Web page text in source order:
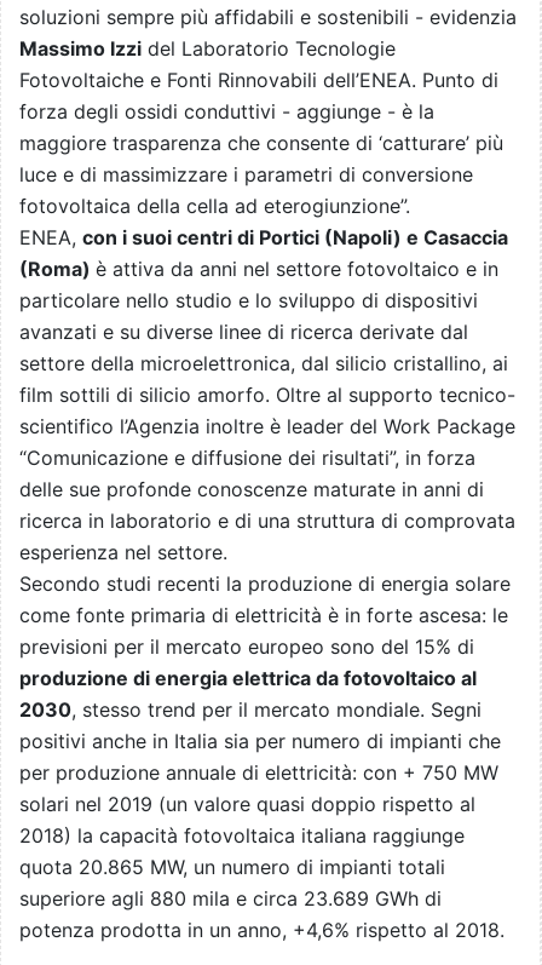
soluzioni sempre più affidabili e sostenibili - evidenzia
Massimo Izzi del Laboratorio Tecnologie
Fotovoltaiche e Fonti Rinnovabili dell’ENEA. Punto di
forza degli ossidi conduttivi - aggiunge - è la
maggiore trasparenza che consente di ‘catturare’ più
luce e di massimizzare i parametri di conversione
fotovoltaica della cella ad eterogiunzione”.
ENEA, con i suoi centri di Portici (Napoli) e Casaccia
(Roma) è attiva da anni nel settore fotovoltaico e in
particolare nello studio e lo sviluppo di dispositivi
avanzati e su diverse linee di ricerca derivate dal
settore della microelettronica, dal silicio cristallino, ai
film sottili di silicio amorfo. Oltre al supporto tecnico-
scientifico l’Agenzia inoltre è leader del Work Package
“Comunicazione e diffusione dei risultati”, in forza
delle sue profonde conoscenze maturate in anni di
ricerca in laboratorio e di una struttura di comprovata
esperienza nel settore.
Secondo studi recenti la produzione di energia solare
come fonte primaria di elettricità è in forte ascesa: le
previsioni per il mercato europeo sono del 15% di
produzione di energia elettrica da fotovoltaico al
2030, stesso trend per il mercato mondiale. Segni
positivi anche in Italia sia per numero di impianti che
per produzione annuale di elettricità: con + 750 MW
solari nel 2019 (un valore quasi doppio rispetto al
2018) la capacità fotovoltaica italiana raggiunge
quota 20.865 MW, un numero di impianti totali
superiore agli 880 mila e circa 23.689 GWh di
potenza prodotta in un anno, +4,6% rispetto al 2018.